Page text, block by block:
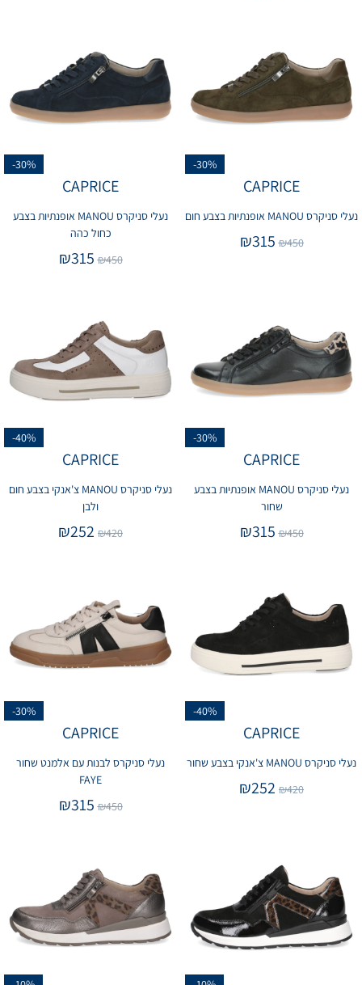
-30%
CAPRICE
נעלי סניקרס MANOU אופנתיות בצבע חום
₪450
₪315
-30%
CAPRICE
נעלי סניקרס MANOU אופנתיות בצבע
כחול כהה
₪450
₪315
-30%
CAPRICE
נעלי סניקרס MANOU אופנתיות בצבע
שחור
₪450
₪315
-40%
CAPRICE
נעלי סניקרס MANOU צ'אנקי בצבע חום
ולבן
₪420
₪252
-40%
CAPRICE
נעלי סניקרס MANOU צ'אנקי בצבע שחור
₪420
₪252
-30%
CAPRICE
נעלי סניקרס לבנות עם אלמנט שחור
FAYE
₪450
₪315